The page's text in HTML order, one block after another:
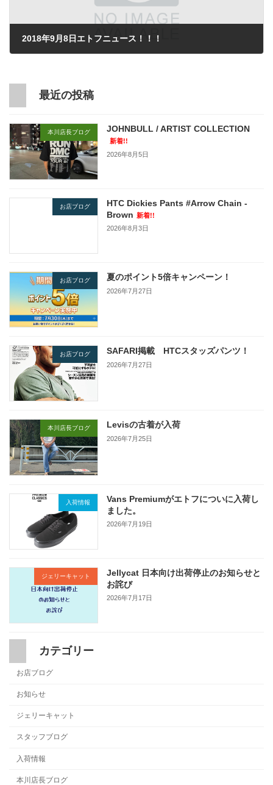
2018年9月8日エトフニュース！！！
最近の投稿
本川店長ブログ JOHNBULL / ARTIST COLLECTION
新着!!
2026年8月5日
お店ブログ
HTC Dickies Pants #Arrow Chain -
Brown 新着!!
2026年8月3日
お店ブログ 夏のポイント5倍キャンペーン！
2026年7月27日
お店ブログ SAFARI掲載 HTCスタッズパンツ！
2026年7月27日
本川店長ブログ Levisの古着が入荷
2026年7月25日
入荷情報
Vans Premiumがエトフについに入荷し
ました。
2026年7月19日
ジェリーキャット
Jellycat 日本向け出荷停止のお知らせと
お詫び
2026年7月17日
カテゴリー
お店ブログ
お知らせ
ジェリーキャット
スタッフブログ
入荷情報
本川店長ブログ